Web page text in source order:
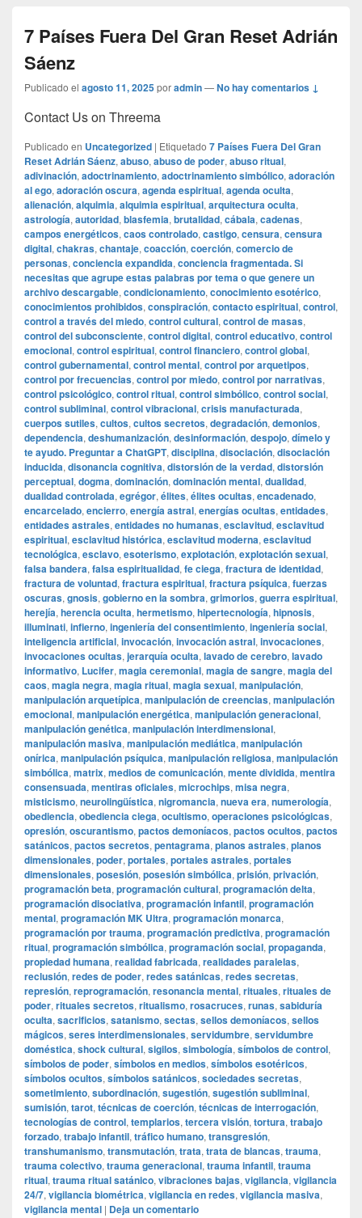
7 Países Fuera Del Gran Reset Adrián
Sáenz
Publicado el agosto 11, 2025poradmin—No hay comentarios ↓
Contact Us on Threema
Publicado en Uncategorized | Etiquetado 7 Países Fuera Del Gran
Reset Adrián Sáenz, abuso, abuso de poder, abuso ritual,
adivinación, adoctrinamiento, adoctrinamiento simbólico, adoración
al ego, adoración oscura, agenda espiritual, agenda oculta,
alienación, alquimia, alquimia espiritual, arquitectura oculta,
astrología, autoridad, blasfemia, brutalidad, cábala, cadenas,
campos energéticos, caos controlado, castigo, censura, censura
digital, chakras, chantaje, coacción, coerción, comercio de
personas, conciencia expandida, conciencia fragmentada. Si
necesitas que agrupe estas palabras por tema o que genere un
archivo descargable, condicionamiento, conocimiento esotérico,
conocimientos prohibidos, conspiración, contacto espiritual, control,
control a través del miedo, control cultural, control de masas,
control del subconsciente, control digital, control educativo, control
emocional, control espiritual, control financiero, control global,
control gubernamental, control mental, control por arquetipos,
control por frecuencias, control por miedo, control por narrativas,
control psicológico, control ritual, control simbólico, control social,
control subliminal, control vibracional, crisis manufacturada,
cuerpos sutiles, cultos, cultos secretos, degradación, demonios,
dependencia, deshumanización, desinformación, despojo, dímelo y
te ayudo. Preguntar a ChatGPT, disciplina, disociación, disociación
inducida, disonancia cognitiva, distorsión de la verdad, distorsión
perceptual, dogma, dominación, dominación mental, dualidad,
dualidad controlada, egrégor, élites, élites ocultas, encadenado,
encarcelado, encierro, energía astral, energías ocultas, entidades,
entidades astrales, entidades no humanas, esclavitud, esclavitud
espiritual, esclavitud histórica, esclavitud moderna, esclavitud
tecnológica, esclavo, esoterismo, explotación, explotación sexual,
falsa bandera, falsa espiritualidad, fe ciega, fractura de identidad,
fractura de voluntad, fractura espiritual, fractura psíquica, fuerzas
oscuras, gnosis, gobierno en la sombra, grimorios, guerra espiritual,
herejía, herencia oculta, hermetismo, hipertecnología, hipnosis,
illuminati, infierno, ingeniería del consentimiento, ingeniería social,
inteligencia artificial, invocación, invocación astral, invocaciones,
invocaciones ocultas, jerarquía oculta, lavado de cerebro, lavado
informativo, Lucifer, magia ceremonial, magia de sangre, magia del
caos, magia negra, magia ritual, magia sexual, manipulación,
manipulación arquetípica, manipulación de creencias, manipulación
emocional, manipulación energética, manipulación generacional,
manipulación genética, manipulación interdimensional,
manipulación masiva, manipulación mediática, manipulación
onírica, manipulación psíquica, manipulación religiosa, manipulación
simbólica, matrix, medios de comunicación, mente dividida, mentira
consensuada, mentiras oficiales, microchips, misa negra,
misticismo, neurolingüística, nigromancia, nueva era, numerología,
obediencia, obediencia ciega, ocultismo, operaciones psicológicas,
opresión, oscurantismo, pactos demoníacos, pactos ocultos, pactos
satánicos, pactos secretos, pentagrama, planos astrales, planos
dimensionales, poder, portales, portales astrales, portales
dimensionales, posesión, posesión simbólica, prisión, privación,
programación beta, programación cultural, programación delta,
programación disociativa, programación infantil, programación
mental, programación MK Ultra, programación monarca,
programación por trauma, programación predictiva, programación
ritual, programación simbólica, programación social, propaganda,
propiedad humana, realidad fabricada, realidades paralelas,
reclusión, redes de poder, redes satánicas, redes secretas,
represión, reprogramación, resonancia mental, rituales, rituales de
poder, rituales secretos, ritualismo, rosacruces, runas, sabiduría
oculta, sacrificios, satanismo, sectas, sellos demoníacos, sellos
mágicos, seres interdimensionales, servidumbre, servidumbre
doméstica, shock cultural, sigilos, simbología, símbolos de control,
símbolos de poder, símbolos en medios, símbolos esotéricos,
símbolos ocultos, símbolos satánicos, sociedades secretas,
sometimiento, subordinación, sugestión, sugestión subliminal,
sumisión, tarot, técnicas de coerción, técnicas de interrogación,
tecnologías de control, templarios, tercera visión, tortura, trabajo
forzado, trabajo infantil, tráfico humano, transgresión,
transhumanismo, transmutación, trata, trata de blancas, trauma,
trauma colectivo, trauma generacional, trauma infantil, trauma
ritual, trauma ritual satánico, vibraciones bajas, vigilancia, vigilancia
24/7, vigilancia biométrica, vigilancia en redes, vigilancia masiva,
vigilancia mental | Deja un comentario